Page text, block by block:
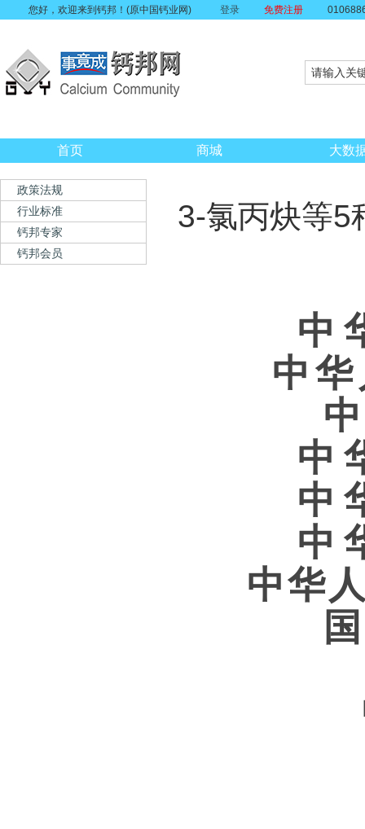
您好，欢迎来到钙邦！(原中国钙业网) 登录 免费注册
首页 商城 大数
政策法规
行业标准
钙邦专家
钙邦会员
3-氯丙炔等5
中
中
中
中
中
中华